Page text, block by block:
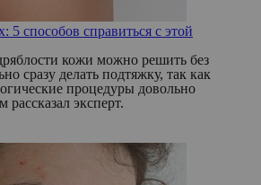
5 способов справиться с этой
кожи можно решить без
сразу делать подтяжку, так как
процедуры довольно
эксперт.